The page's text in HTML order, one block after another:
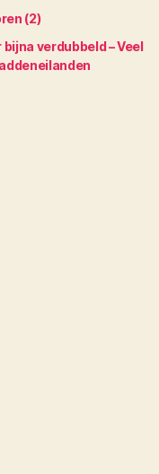
(2)
verdubbeld – Veel